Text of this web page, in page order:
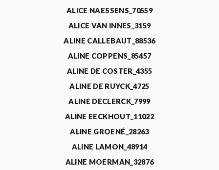
ALICE NAESSENS_70559
ALICE VAN INNES_3159
ALINE CALLEBAUT_88536
ALINE COPPENS_85457
ALINE DE COSTER_4355
ALINE DE RUYCK_4725
ALINE DECLERCK_7999
ALINE EECKHOUT_11022
ALINE GROENÉ_28263
ALINE LAMON_48914
ALINE MOERMAN_32876